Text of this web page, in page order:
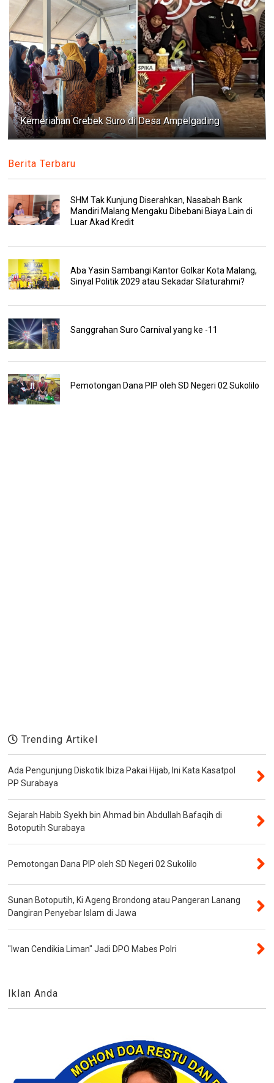
Kemeriahan Grebek Suro di Desa Ampelgading
Berita Terbaru
SHM Tak Kunjung Diserahkan, Nasabah Bank
Mandiri Malang Mengaku Dibebani Biaya Lain di
Luar Akad Kredit
Aba Yasin Sambangi Kantor Golkar Kota Malang,
Sinyal Politik 2029 atau Sekadar Silaturahmi?
Sanggrahan Suro Carnival yang ke -11
Pemotongan Dana PIP oleh SD Negeri 02 Sukolilo
Trending Artikel
Ada Pengunjung Diskotik Ibiza Pakai Hijab, Ini Kata Kasatpol
PP Surabaya
Sejarah Habib Syekh bin Ahmad bin Abdullah Bafaqih di
Botoputih Surabaya
Pemotongan Dana PIP oleh SD Negeri 02 Sukolilo
Sunan Botoputih, Ki Ageng Brondong atau Pangeran Lanang
Dangiran Penyebar Islam di Jawa
"Iwan Cendikia Liman" Jadi DPO Mabes Polri
Iklan Anda